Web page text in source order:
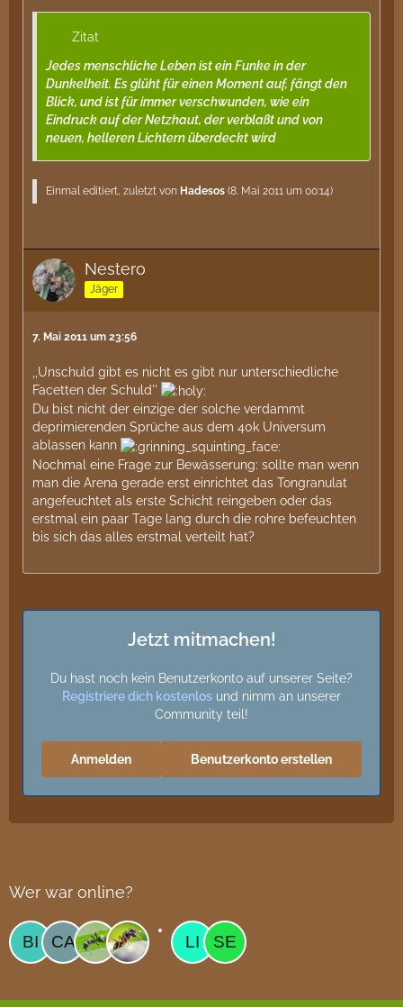
Zitat
Jedes menschliche Leben ist ein Funke in der
Dunkelheit. Es glüht für einen Moment auf, fängt den
Blick, und ist für immer verschwunden, wie ein
Eindruck auf der Netzhaut, der verblaßt und von
neuen, helleren Lichtern überdeckt wird
Einmal editiert, zuletzt von Hadesos (8. Mai 2011 um 00:14)
Nestero
Jäger
7. Mai 2011 um 23:56
,,Unschuld gibt es nicht es gibt nur unterschiedliche
Facetten der Schuld''
Du bist nicht der einzige der solche verdammt
deprimierenden Sprüche aus dem 40k Universum
ablassen kann
Nochmal eine Frage zur Bewässerung: sollte man wenn
man die Arena gerade erst einrichtet das Tongranulat
angefeuchtet als erste Schicht reingeben oder das
erstmal ein paar Tage lang durch die rohre befeuchten
bis sich das alles erstmal verteilt hat?
Jetzt mitmachen!
Du hast noch kein Benutzerkonto auf unserer Seite?
Registriere dich kostenlos und nimm an unserer
Community teil!
Benutzerkonto erstellen
Anmelden
Wer war online?